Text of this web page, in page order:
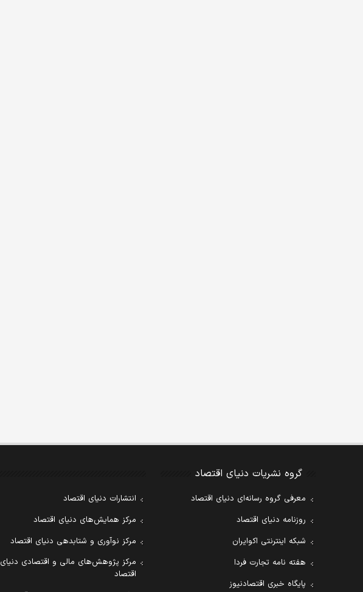
گروه نشریات دنیای اقتصاد
معرفی گروه رسانه‌ای دنیای اقتصاد
روزنامه دنیای اقتصاد
شبکه اینترنتی اکوایران
هفته نامه تجارت فردا
پایگاه خبری اقتصادنیوز
انتشارات دنیای اقتصاد
مرکز همایش‌های دنیای اقتصاد
مرکز نوآوری و شتابدهی دنیای اقتصاد
مرکز پژوهش‌های مالی و اقتصادی دنیای
اقتصاد